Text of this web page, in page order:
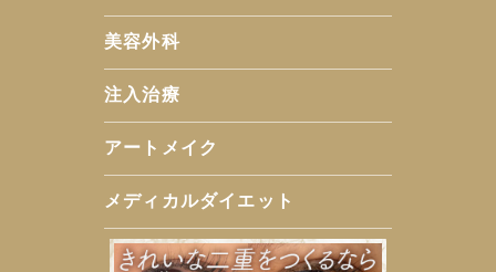
美容外科
注入治療
アートメイク
メディカルダイエット